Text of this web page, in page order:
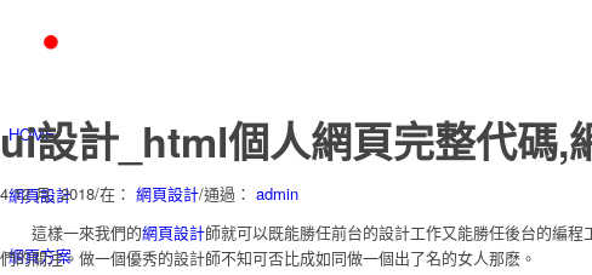
HOME
網頁設計
網頁方案
ui設計_html個人網頁完整代碼,
4 12 月, 2018/在： 網頁設計/通過： admin
這樣一來我們的網頁設計師就可以既能勝任前台的設計工作又能勝任後台的編程
們的關注。做一個優秀的設計師不知可否比成如同做一個出了名的女人那麽。